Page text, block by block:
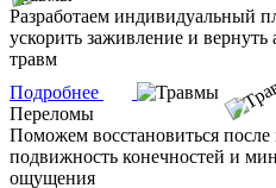
Разработаем индивидуальный
ускорить заживление и
травм
Подробнее
Переломы
Поможем восстановиться
подвижность конечностей и
ощущения